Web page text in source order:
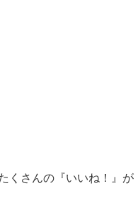
くさんの『いいね！』が